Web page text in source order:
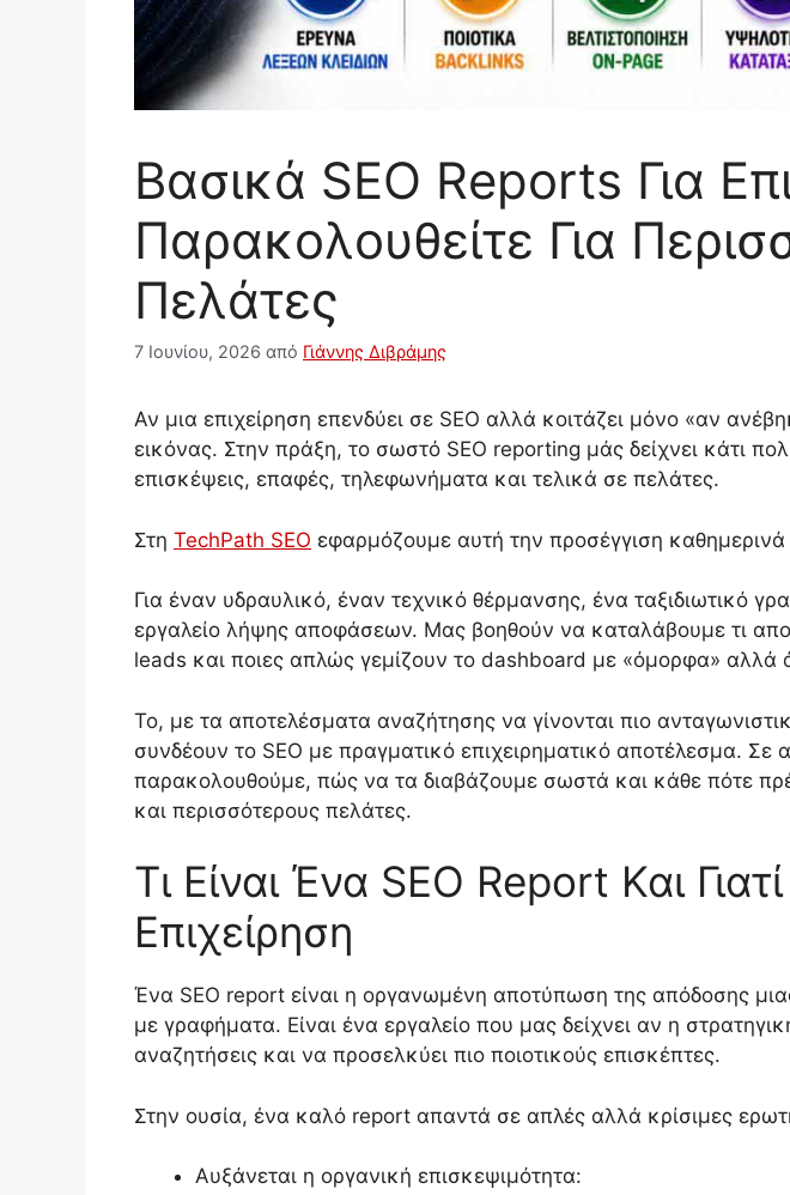
Βασικά SEO Reports Για
Παρακολουθείτε Για
Πελάτες
7 Ιουνίου, 2026 από Γιάννης Διβράμης
Αν μια επιχείρηση επενδύει σε SEO αλλά κοιτάζει μόνο «αν
εικόνας. Στην πράξη, το σωστό SEO reporting μάς δείχνει κάτι
επισκέψεις, επαφές, τηλεφωνήματα και τελικά σε πελάτες.
Στη TechPath SEO εφαρμόζουμε αυτή την προσέγγιση καθημερινά
Για έναν υδραυλικό, έναν τεχνικό θέρμανσης, ένα ταξιδιωτικό
εργαλείο λήψης αποφάσεων. Μας βοηθούν να καταλάβουμε τι
leads και ποιες απλώς γεμίζουν το dashboard με «όμορφα» αλλά
Το, με τα αποτελέσματα αναζήτησης να γίνονται πιο
συνδέουν το SEO με πραγματικό επιχειρηματικό αποτέλεσμα. Σε
παρακολουθούμε, πώς να τα διαβάζουμε σωστά και κάθε πότε
και περισσότερους πελάτες.
Τι Είναι Ένα SEO Report Και
Επιχείρηση
Ένα SEO report είναι η οργανωμένη αποτύπωση της απόδοσης
με γραφήματα. Είναι ένα εργαλείο που μας δείχνει αν η
αναζητήσεις και να προσελκύει πιο ποιοτικούς επισκέπτες.
Στην ουσία, ένα καλό report απαντά σε απλές αλλά κρίσιμες
Αυξάνεται η οργανική επισκεψιμότητα: